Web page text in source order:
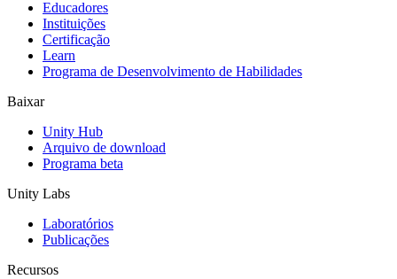
Jogos XR
Lance jogos XR em várias plataformas
Jogos com multijogador
Educadores
Instituições
Certificação
Learn
Programa de Desenvolvimento de Habilidades
Baixar
Unity Hub
Arquivo de download
Programa beta
Unity Labs
Laboratórios
Publicações
Recursos